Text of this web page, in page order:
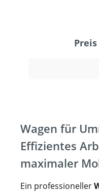
Wagen für
Effizientes
maximaler
Ein professioneller